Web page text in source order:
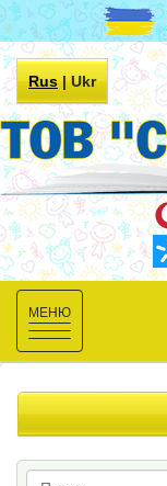
Rus|Ukr
Toggle
navigation